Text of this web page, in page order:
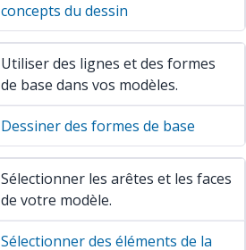
concepts du dessin
Utiliser des lignes et des formes
de base dans vos modèles.
Dessiner des formes de base
Sélectionner les arêtes et les faces
de votre modèle.
Sélectionner des éléments de la